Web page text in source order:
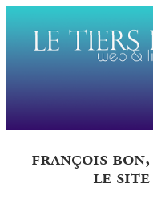
françois bon,
le site